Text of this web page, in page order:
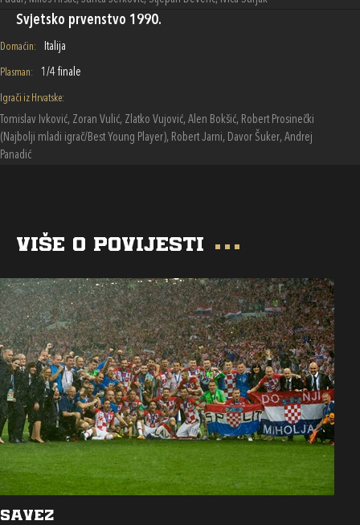
Svjetsko prvenstvo 1990.
Domaćin: Italija
Plasman: 1/4 finale
Igrači iz Hrvatske:
Tomislav Ivković, Zoran Vulić, Zlatko Vujović, Alen Bokšić, Robert Prosinečki
(Najbolji mladi igrač/Best Young Player), Robert Jarni, Davor Šuker, Andrej
Panadić
Više o povijesti
SAVEZ